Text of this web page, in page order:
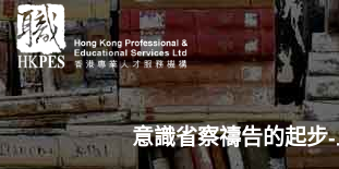
意識省察禱告的起步